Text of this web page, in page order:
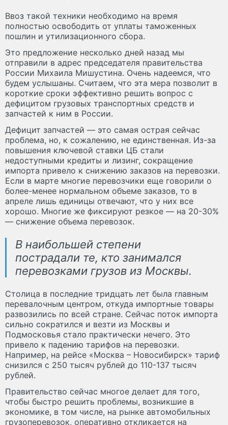
Ввоз такой техники необходимо на время
полностью освободить от уплаты таможенных
пошлин и утилизационного сбора.
Это предложение несколько дней назад мы
отправили в адрес председателя правительства
России Михаила Мишустина. Очень надеемся, что
будем услышаны. Считаем, что эта мера позволит в
короткие сроки эффективно решить вопрос с
дефицитом грузовых транспортных средств и
запчастей к ним в России.
Дефицит запчастей — это самая острая сейчас
проблема, но, к сожалению, не единственная. Из-за
повышения ключевой ставки ЦБ стали
недоступными кредиты и лизинг, сокращение
импорта привело к снижению заказов на перевозки.
Если в марте многие перевозчики еще говорили о
более-менее нормальном объеме заказов, то в
апреле лишь единицы отвечают, что у них все
хорошо. Многие же фиксируют резкое — на 20-30%
— снижение объема перевозок.
В наибольшей степени
пострадали те, кто занимался
перевозками грузов из Москвы.
Столица в последние тридцать лет была главным
перевалочным центром, откуда импортные товары
развозились по всей стране. Сейчас поток импорта
сильно сократился и везти из Москвы и
Подмосковья стало практически нечего. Это
привело к падению тарифов на перевозки.
Например, на рейсе «Москва – Новосибирск» тариф
снизился с 250 тысяч рублей до 110-137 тысяч
рублей.
Правительство сейчас многое делает для того,
чтобы быстро решить проблемы, возникшие в
экономике, в том числе, на рынке автомобильных
грузоперевозок, оперативно откликается на